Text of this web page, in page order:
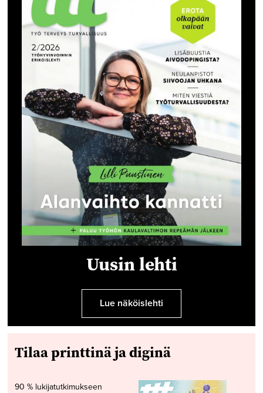
Uusin lehti
Lue näköislehti
Tilaa printtinä ja diginä
90 % lukijatutkimukseen